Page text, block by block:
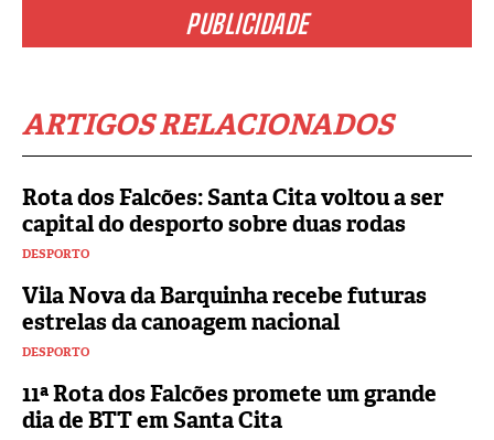
PUBLICIDADE
ARTIGOS RELACIONADOS
Rota dos Falcões: Santa Cita voltou a ser
capital do desporto sobre duas rodas
DESPORTO
Vila Nova da Barquinha recebe futuras
estrelas da canoagem nacional
DESPORTO
11ª Rota dos Falcões promete um grande
dia de BTT em Santa Cita